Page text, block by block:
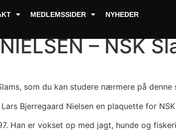
MEDLEMSSIDER
NYHEDER
– NSK
som du kan studere nærmere på denne
Bjerregaard Nielsen en plaquette for
Han er vokset op med jagt, hunde og